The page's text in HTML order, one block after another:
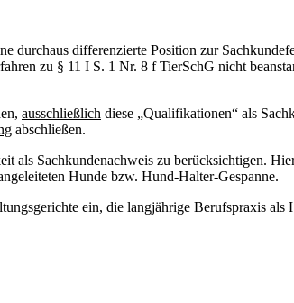
durchaus differenzierte Position zur
zu § 11 I S. 1 Nr. 8 f TierSchG nicht
ausschließlich diese „Qualifikationen“ als
abschließen.
als Sachkundenachweis zu berücksichtigen.
Hunde bzw. Hund-Halter-Gespanne.
ein, die langjährige Berufspraxis als